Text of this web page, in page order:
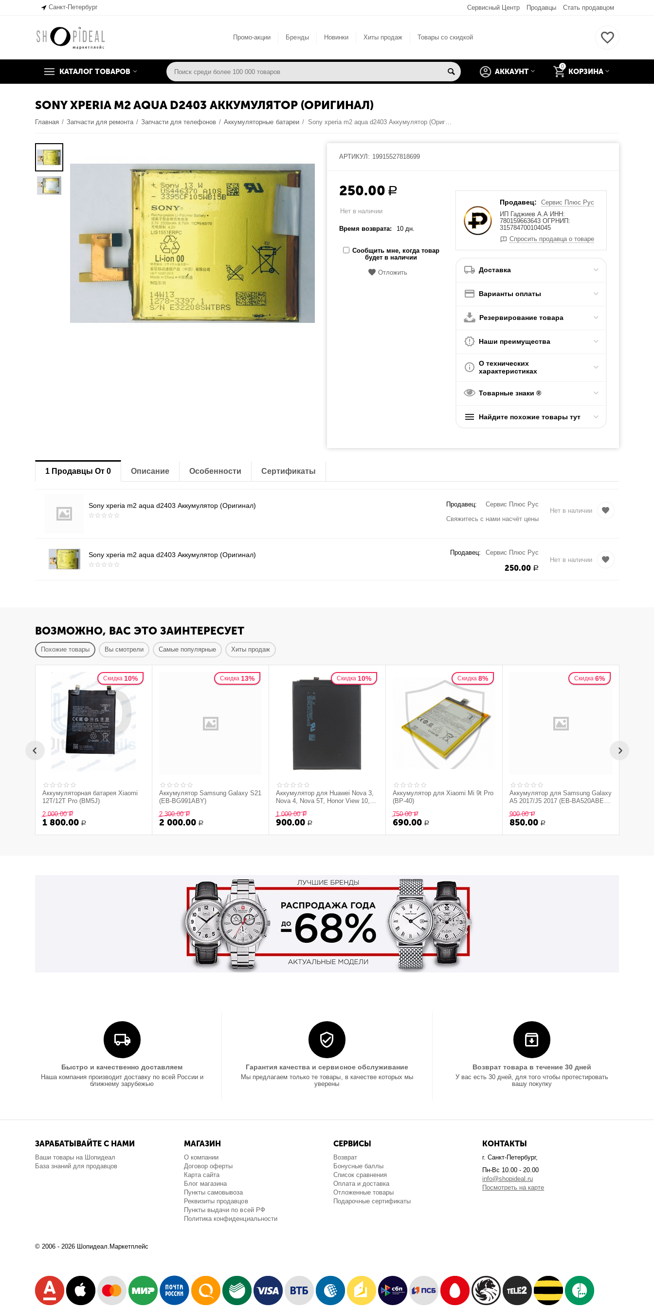
Санкт-Петербург Сервисный Центр Продавцы Стать продавцом
Промо-акции Бренды Новинки Хиты продаж Товары со скидкой
КАТАЛОГ ТОВАРОВ
0
КОРЗИНА
АККАУНТ
SONY XPERIA M2 AQUA D2403 АККУМУЛЯТОР (ОРИГИНАЛ)
Главная / Запчасти для ремонта / Запчасти для телефонов / Аккумуляторные батареи / Sony xperia m2 aqua d2403 Аккумулятор (Оригинал)
АРТИКУЛ: 19915527818699
250.00 Р
Нет в наличии
Время возврата: 10 дн.
Сообщить мне, когда товар
будет в наличии
Отложить
Продавец:
Сервис Плюс Рус
ИП Гаджиев А.А ИНН:
780159663643 ОГРНИП:
315784700104045
Спросить продавца о товаре
Доставка
Варианты оплаты
Резервирование товара
Наши преимущества
О технических
характеристиках
Товарные знаки ®
Найдите похожие товары тут
1 Продавцы От 0 Описание Особенности Сертификаты
Sony xperia m2 aqua d2403 Аккумулятор (Оригинал) Продавец:
Сервис Плюс Рус
Свяжитесь с нами насчёт цены
Нет в наличии
Sony xperia m2 aqua d2403 Аккумулятор (Оригинал) Продавец: Сервис Плюс Рус
250.00 Р
Нет в наличии
ВОЗМОЖНО, ВАС ЭТО ЗАИНТЕРЕСУЕТ
Похожие товары Вы смотрели Самые популярные Хиты продаж
Скидка 10%
Аккумуляторная батарея Xiaomi
12T/12T Pro (BM5J)
2 000.00 Р
1 800.00 Р
Скидка 13%
Аккумулятор Samsung Galaxy S21
(EB-BG991ABY)
2 300.00 Р
2 000.00 Р
Скидка 10%
Аккумулятор для Huawei Nova 3,
Nova 4, Nova 5T, Honor View 10,
Mate Lite
1 000.00 Р
900.00 Р
Скидка 8%
Аккумулятор для Xiaomi Mi 9t Pro
(BP-40)
750.00 Р
690.00 Р
Скидка 6%
Аккумулятор для Samsung Galaxy
A5 2017/J5 2017 (EB-BA520ABE)
900.00 Р
850.00 Р
Быстро и качественно доставляем
Наша компания производит доставку по всей России и
ближнему зарубежью
Гарантия качества и сервисное обслуживание
Мы предлагаем только те товары, в качестве которых мы
уверены
Возврат товара в течение 30 дней
У вас есть 30 дней, для того чтобы протестировать
вашу покупку
ЗАРАБАТЫВАЙТЕ С НАМИ
Ваши товары на Шопидеал
База знаний для продавцов
МАГАЗИН
О компании
Договор оферты
Карта сайта
Блог магазина
Пункты самовывоза
Реквизиты продавцов
Пункты выдачи по всей РФ
Политика конфиденциальности
СЕРВИСЫ
Возврат
Бонусные баллы
Список сравнения
Оплата и доставка
Отложенные товары
Подарочные сертификаты
КОНТАКТЫ
г. Санкт-Петербург,
Пн-Вс 10.00 - 20.00
info@shopideal.ru
Посмотреть на карте
© 2006 - 2026 Шопидеал.Маркетплейс